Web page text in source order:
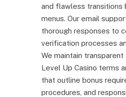
and flawless transitions
menus. Our email
thorough responses to
verification processes
We maintain
Level Up Casino terms
that outline bonus
procedures, and